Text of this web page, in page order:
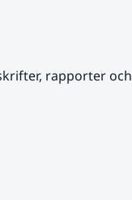
rapporter och